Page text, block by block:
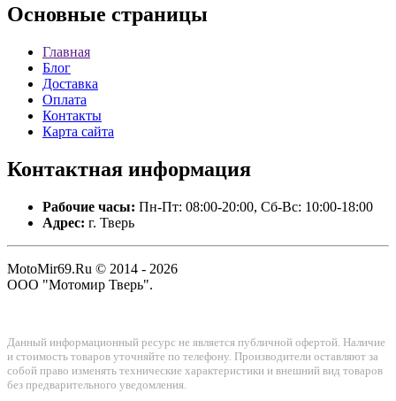
Основные страницы
Главная
Блог
Доставка
Оплата
Контакты
Карта сайта
Контактная информация
Рабочие часы: Пн-Пт: 08:00-20:00, Сб-Вс: 10:00-18:00
Адрес: г. Тверь
MotoMir69.Ru © 2014 - 2026
ООО "Мотомир Тверь".
Данный информационный ресурс не является публичной офертой. Наличие
и стоимость товаров уточняйте по телефону. Производители оставляют за
собой право изменять технические характеристики и внешний вид товаров
без предварительного уведомления.